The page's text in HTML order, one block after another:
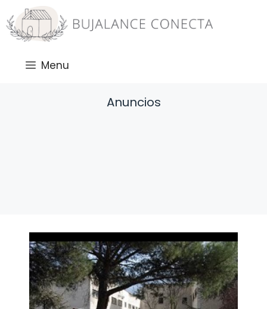
Saltar
al
contenido
Menu
Anuncios